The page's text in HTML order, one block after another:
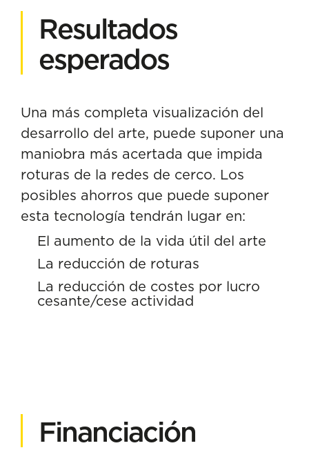
Resultados
esperados
Una más completa visualización del
desarrollo del arte, puede suponer una
maniobra más acertada que impida
roturas de la redes de cerco. Los
posibles ahorros que puede suponer
esta tecnología tendrán lugar en:
El aumento de la vida útil del arte
La reducción de roturas
La reducción de costes por lucro
cesante/cese actividad
Financiación